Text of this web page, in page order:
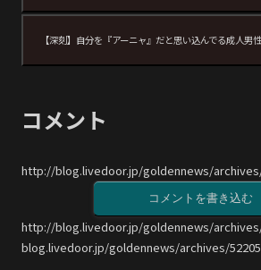
【深刻】自分を『アーニャ』だと思い込んでる成人男
コメント
http://blog.livedoor.jp/goldennews/
コメントを書き込む
http://blog.livedoor.jp/goldennews/
blog.livedoor.jp/goldennews/archives/